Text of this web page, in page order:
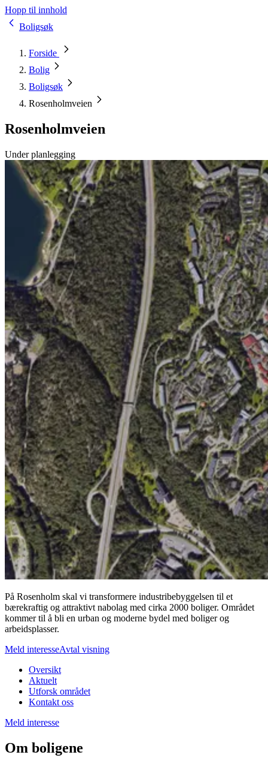
Hopp til innhold
Boligsøk
Forside
Bolig
Boligsøk
Rosenholmveien
Rosenholmveien
Under planlegging
På Rosenholm skal vi transformere industribebyggelsen til et
bærekraftig og attraktivt nabolag med cirka 2000 boliger. Området
kommer til å bli en urban og moderne bydel med boliger og
arbeidsplasser.
Meld interesseAvtal visning
Oversikt
Aktuelt
Utforsk området
Kontakt oss
Meld interesse
Om boligene